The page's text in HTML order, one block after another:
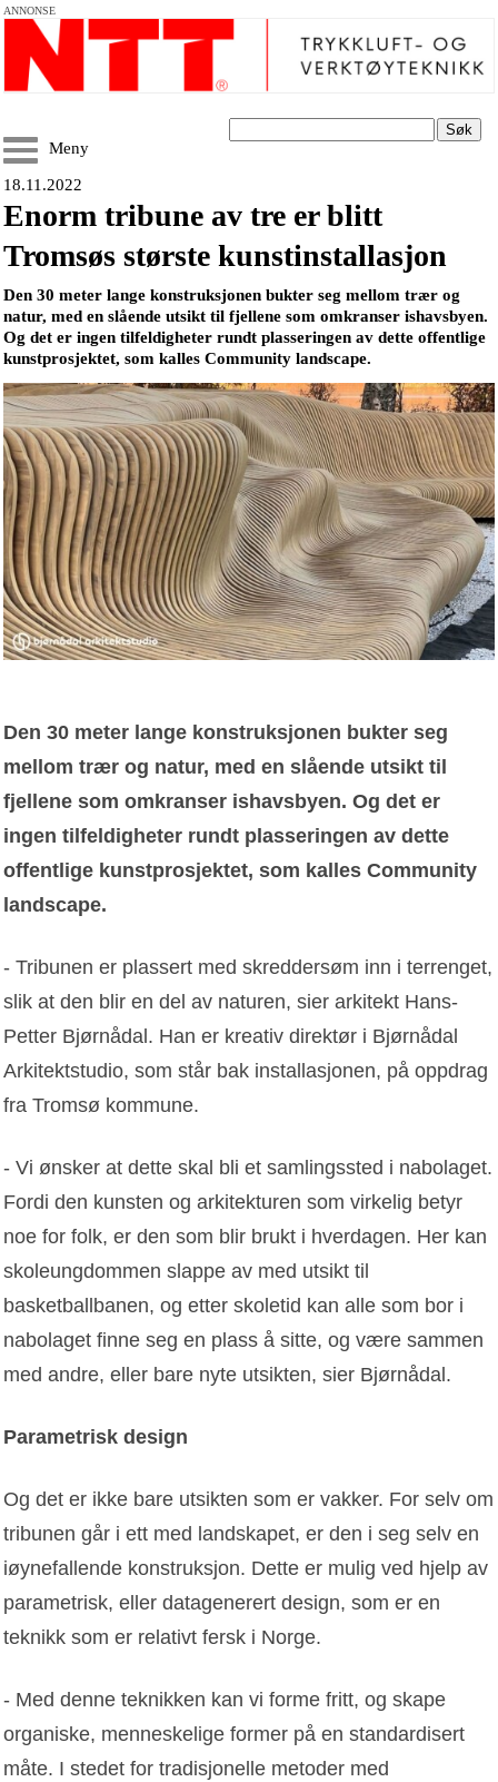
ANNONSE
Søk
Meny
18.11.2022
Enorm tribune av tre er blitt
Tromsøs største kunstinstallasjon
Den 30 meter lange konstruksjonen bukter seg mellom trær og
natur, med en slående utsikt til fjellene som omkranser ishavsbyen.
Og det er ingen tilfeldigheter rundt plasseringen av dette offentlige
kunstprosjektet, som kalles Community landscape.
Den 30 meter lange konstruksjonen bukter seg
mellom trær og natur, med en slående utsikt til
fjellene som omkranser ishavsbyen. Og det er
ingen tilfeldigheter rundt plasseringen av dette
offentlige kunstprosjektet, som kalles Community
landscape.
- Tribunen er plassert med skreddersøm inn i terrenget,
slik at den blir en del av naturen, sier arkitekt Hans-
Petter Bjørnådal. Han er kreativ direktør i Bjørnådal
Arkitektstudio, som står bak installasjonen, på oppdrag
fra Tromsø kommune.
- Vi ønsker at dette skal bli et samlingssted i nabolaget.
Fordi den kunsten og arkitekturen som virkelig betyr
noe for folk, er den som blir brukt i hverdagen. Her kan
skoleungdommen slappe av med utsikt til
basketballbanen, og etter skoletid kan alle som bor i
nabolaget finne seg en plass å sitte, og være sammen
med andre, eller bare nyte utsikten, sier Bjørnådal.
Parametrisk design
Og det er ikke bare utsikten som er vakker. For selv om
tribunen går i ett med landskapet, er den i seg selv en
iøynefallende konstruksjon. Dette er mulig ved hjelp av
parametrisk, eller datagenerert design, som er en
teknikk som er relativt fersk i Norge.
- Med denne teknikken kan vi forme fritt, og skape
organiske, menneskelige former på en standardisert
måte. I stedet for tradisjonelle metoder med